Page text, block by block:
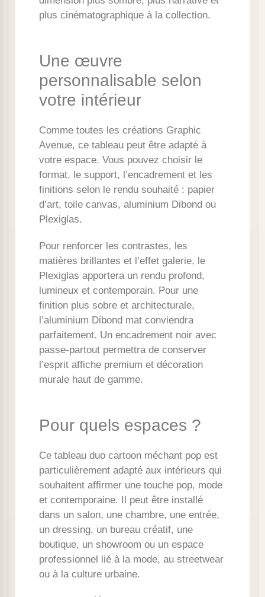
plus cinématographique à la collection.
Une œuvre
personnalisable selon
votre intérieur
Comme toutes les créations Graphic
Avenue, ce tableau peut être adapté à
votre espace. Vous pouvez choisir le
format, le support, l’encadrement et les
finitions selon le rendu souhaité : papier
d’art, toile canvas, aluminium Dibond ou
Plexiglas.
Pour renforcer les contrastes, les
matières brillantes et l’effet galerie, le
Plexiglas apportera un rendu profond,
lumineux et contemporain. Pour une
finition plus sobre et architecturale,
l’aluminium Dibond mat conviendra
parfaitement. Un encadrement noir avec
passe-partout permettra de conserver
l’esprit affiche premium et décoration
murale haut de gamme.
Pour quels espaces ?
Ce tableau duo cartoon méchant pop est
particulièrement adapté aux intérieurs qui
souhaitent affirmer une touche pop, mode
et contemporaine. Il peut être installé
dans un salon, une chambre, une entrée,
un dressing, un bureau créatif, une
boutique, un showroom ou un espace
professionnel lié à la mode, au streetwear
ou à la culture urbaine.